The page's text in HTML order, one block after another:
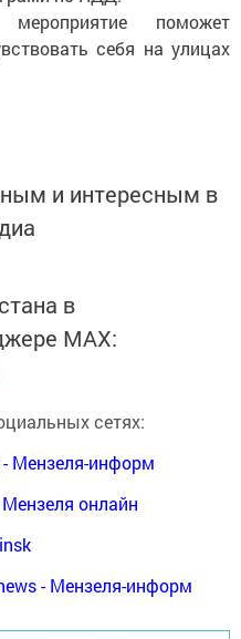
поможет
себя на улицах
и интересным в
в
MАХ:
сетях:
Мензеля-информ
онлайн
- Мензеля-информ